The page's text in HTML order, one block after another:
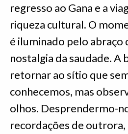
regresso ao Gana e a
riqueza cultural. O
é iluminado pelo abraço
nostalgia da saudade. A
retornar ao sítio que
conhecemos, mas
olhos. Desprendermo-
recordações de